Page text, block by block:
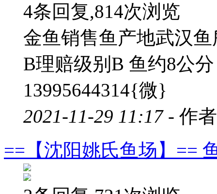
4条回复,814次浏览
金鱼销售鱼产地武汉
B理赔级别B 鱼约8公
13995644314{微}
2021-11-29 11:17 - 作
==【沈阳姚氏鱼场】==